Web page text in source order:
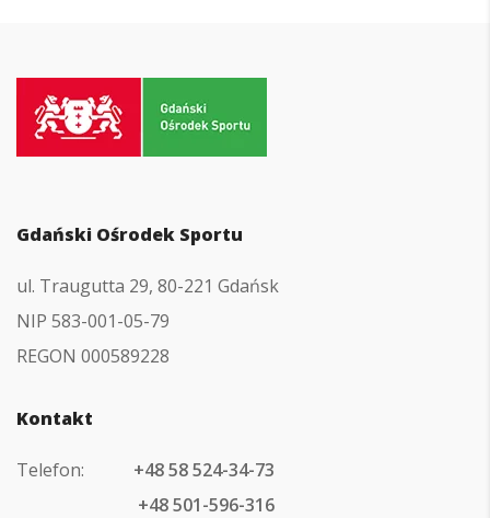
strony
Gdański Ośrodek Sportu
ul. Traugutta 29, 80-221 Gdańsk
NIP 583-001-05-79
REGON 000589228
Kontakt
Telefon:
+48 58 524-34-73
+48 501-596-316